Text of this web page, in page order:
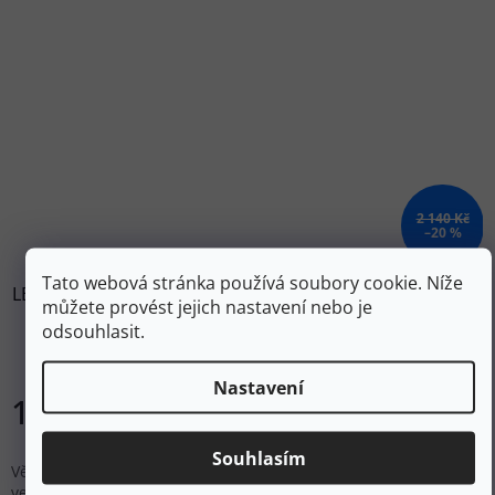
Tato webová stránka používá soubory cookie. Níže
můžete provést jejich nastavení nebo je
odsouhlasit.
Nastavení
Souhlasím
2 140 Kč
–20 %
LEKI Bunda WINDBLOCKER JACKET L dawn blue/true navy
blue - světle modrá
Skladem
1 712 Kč Do košíku
Větruodolná UNISEX sportovní bunda s kapucí s logem LEKI ve